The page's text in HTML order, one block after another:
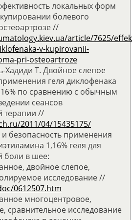
локальных форм
болевого
//
article/7625/
v-kupirovanii-
pri-osteoartroze
Хадиди Т. Двойное слепое
геля диклофенака
по сравнению с обычным
сеансов
терапии //
2011/04/15435175/
безопасность применения
1,16% геля для
боли в шее:
двойное слепое,
исследование //
0612507.htm
многоцентровое,
сравнительное исследование